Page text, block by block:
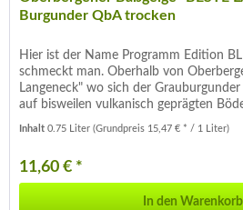
Burgunder QbA trocken
Hier ist der Name Programm Edition
schmeckt man. Oberhalb von
Langeneck" wo sich der
auf bisweilen vulkanisch geprägten
Inhalt0.75 Liter(Grundpreis 15,47 € * / 1 Liter)
11,60 € *
In den Warenkorb